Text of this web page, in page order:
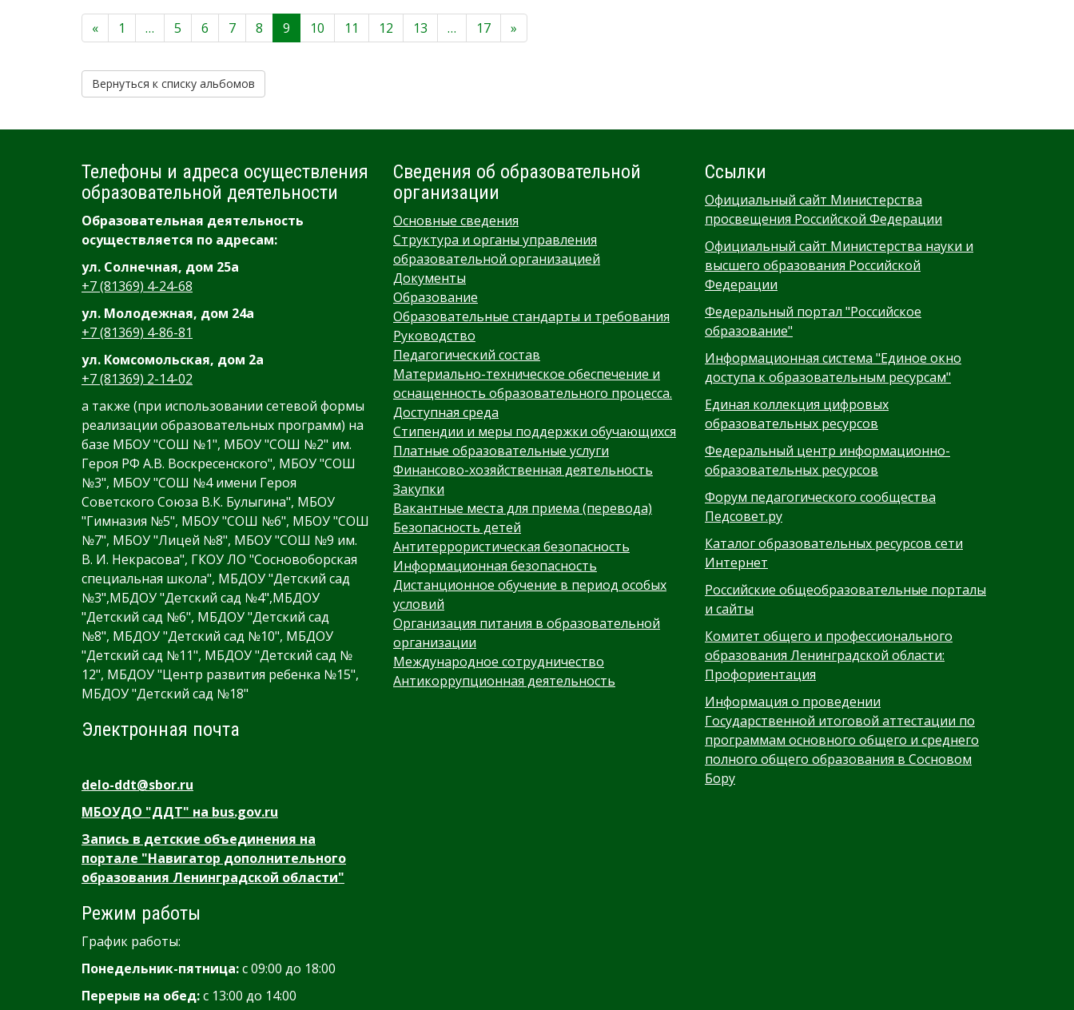
« 1 … 5 6 7 8 9 10 11 12 13 … 17 »
Вернуться к списку альбомов
Телефоны и адреса осуществления
образовательной деятельности
Образовательная деятельность
осуществляется по адресам:
ул. Солнечная, дом 25а
+7 (81369) 4-24-68
ул. Молодежная, дом 24а
+7 (81369) 4-86-81
ул. Комсомольская, дом 2а
+7 (81369) 2-14-02
а также (при использовании сетевой формы
реализации образовательных программ) на
базе МБОУ "СОШ №1", МБОУ "СОШ №2" им.
Героя РФ А.В. Воскресенского", МБОУ "СОШ
№3", МБОУ "СОШ №4 имени Героя
Советского Союза В.К. Булыгина", МБОУ
"Гимназия №5", МБОУ "СОШ №6", МБОУ "СОШ
№7", МБОУ "Лицей №8", МБОУ "СОШ №9 им.
В. И. Некрасова", ГКОУ ЛО "Сосновоборская
специальная школа", МБДОУ "Детский сад
№3",МБДОУ "Детский сад №4",МБДОУ
"Детский сад №6", МБДОУ "Детский сад
№8", МБДОУ "Детский сад №10", МБДОУ
"Детский сад №11", МБДОУ "Детский сад №
12", МБДОУ "Центр развития ребенка №15",
МБДОУ "Детский сад №18"
Электронная почта
delo-ddt@sbor.ru
МБОУДО "ДДТ" на bus.gov.ru
Запись в детские объединения на
портале "Навигатор дополнительного
образования Ленинградской области"
Режим работы
График работы:
Понедельник-пятница:с 09:00 до 18:00
Перерыв на обед:с 13:00 до 14:00
Сведения об образовательной
организации
Основные сведения
Структура и органы управления
образовательной организацией
Документы
Образование
Образовательные стандарты и требования
Руководство
Педагогический состав
Материально-техническое обеспечение и
оснащенность образовательного процесса.
Доступная среда
Стипендии и меры поддержки обучающихся
Платные образовательные услуги
Финансово-хозяйственная деятельность
Закупки
Вакантные места для приема (перевода)
Безопасность детей
Антитеррористическая безопасность
Информационная безопасность
Дистанционное обучение в период особых
условий
Организация питания в образовательной
организации
Международное сотрудничество
Антикоррупционная деятельность
Ссылки
Официальный сайт Министерства
просвещения Российской Федерации
Официальный сайт Министерства науки и
высшего образования Российской
Федерации
Федеральный портал "Российское
образование"
Информационная система "Единое окно
доступа к образовательным ресурсам"
Единая коллекция цифровых
образовательных ресурсов
Федеральный центр информационно-
образовательных ресурсов
Форум педагогического сообщества
Педсовет.ру
Каталог образовательных ресурсов сети
Интернет
Российские общеобразовательные порталы
и сайты
Комитет общего и профессионального
образования Ленинградской области:
Профориентация
Информация о проведении
Государственной итоговой аттестации по
программам основного общего и среднего
полного общего образования в Сосновом
Бору